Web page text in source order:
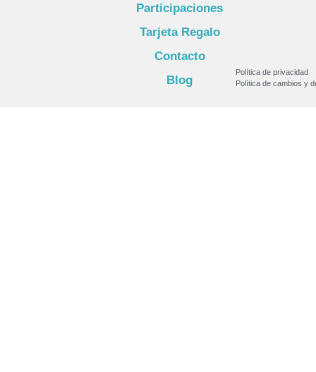
Participaciones
Tarjeta Regalo
Contacto
Blog
Política de privacidad
Política de cambios y